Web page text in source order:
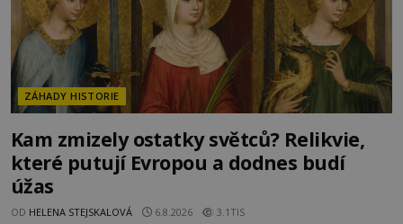
ZÁHADY HISTORIE
Kam zmizely ostatky světců? Relikvie,
které putují Evropou a dodnes budí
úžas
OD HELENA STEJSKALOVÁ 6.8.2026 3.1TIS